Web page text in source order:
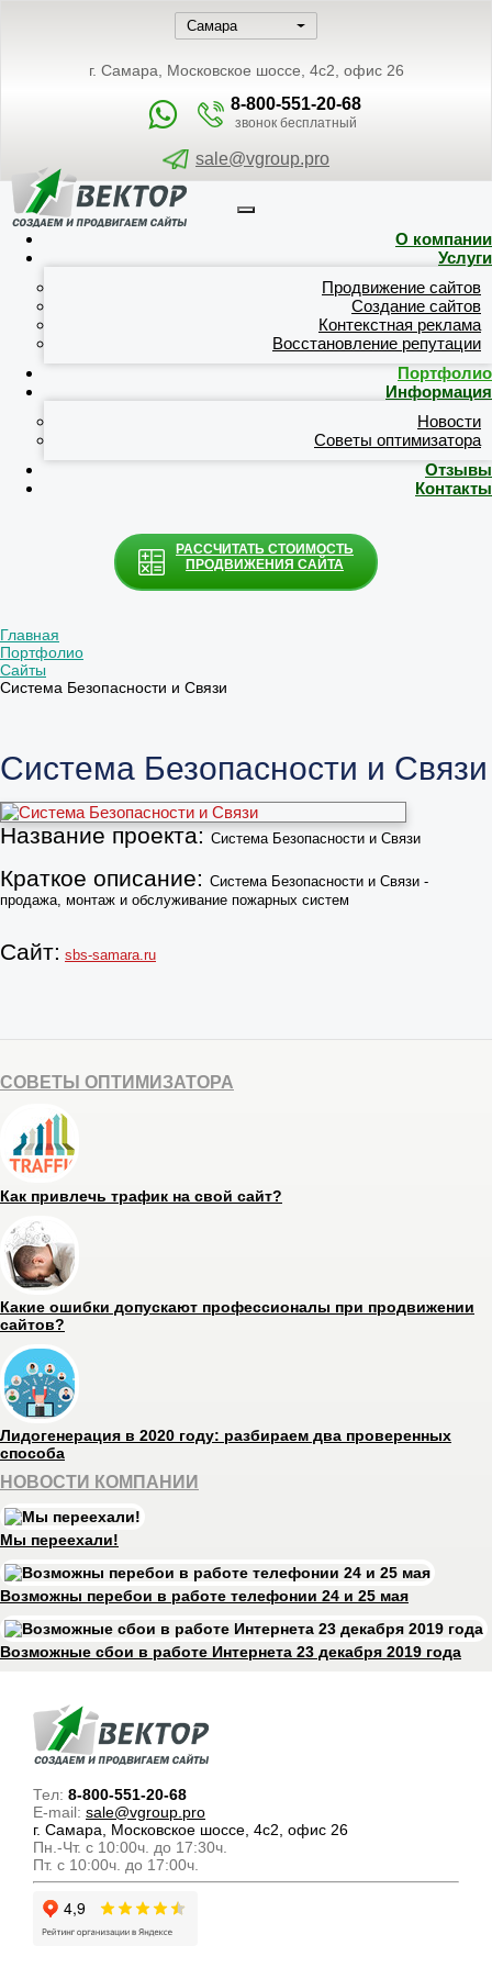
г. Самара, Московское шоссе, 4с2, офис 26
8-800-551-20-68
звонок бесплатный
sale@vgroup.pro
О компании
Услуги
Продвижение сайтов
Создание сайтов
Контекстная реклама
Восстановление репутации
Портфолио
Информация
Новости
Советы оптимизатора
Отзывы
Контакты
РАССЧИТАТЬ СТОИМОСТЬ
ПРОДВИЖЕНИЯ САЙТА
Главная
Портфолио
Cайты
Система Безопасности и Связи
Система Безопасности и Связи
Название проекта:Система Безопасности и Связи
Краткое описание: Система Безопасности и Связи -
продажа, монтаж и обслуживание пожарных систем
Сайт: sbs-samara.ru
СОВЕТЫ ОПТИМИЗАТОРА
Как привлечь трафик на свой сайт?
Какие ошибки допускают профессионалы при продвижении
сайтов?
Лидогенерация в 2020 году: разбираем два проверенных
способа
НОВОСТИ КОМПАНИИ
Мы переехали!
Возможны перебои в работе телефонии 24 и 25 мая
Возможные сбои в работе Интернета 23 декабря 2019 года
Тел: 8-800-551-20-68
E-mail: sale@vgroup.pro
г. Самара, Московское шоссе, 4с2, офис 26
Пн.-Чт. с 10:00ч. до 17:30ч.
Пт. с 10:00ч. до 17:00ч.